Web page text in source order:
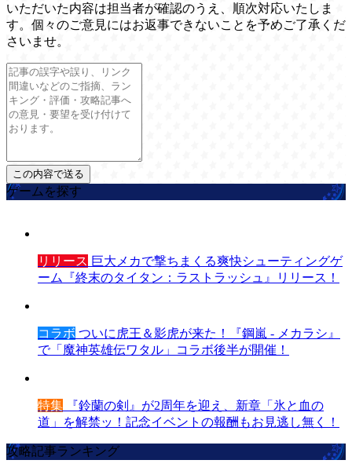
いただいた内容は担当者が確認のうえ、順次対応いたしま
す。個々のご意見にはお返事できないことを予めご了承くだ
さいませ。
ゲームを探す
リリース 巨大メカで撃ちまくる爽快シューティングゲ
ーム『終末のタイタン：ラストラッシュ』リリース！
コラボ ついに虎王＆影虎が来た！『鋼嵐 - メカラシ』
で「魔神英雄伝ワタル」コラボ後半が開催！
特集 『鈴蘭の剣』が2周年を迎え、新章「氷と血の
道」を解禁ッ！記念イベントの報酬もお見逃し無く！
攻略記事ランキング